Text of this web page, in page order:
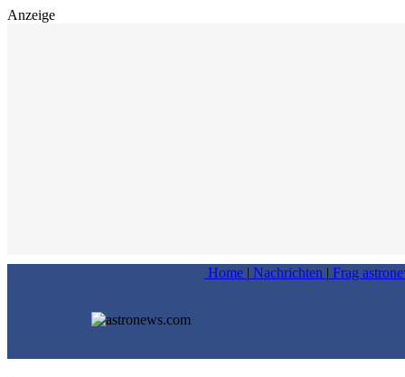
Anzeige
Home | Nachrichten | Frag